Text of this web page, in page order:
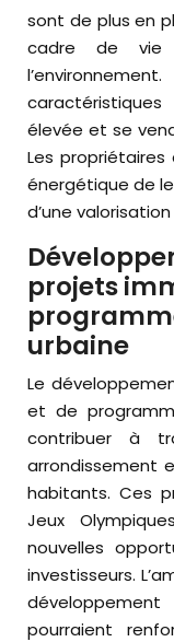
sont de plus en
cadre de vie
élevée et se
Les
énergétique de
d’une
projets
urbaine
Le
et de
contribuer à
arrondissement
habitants. Ces
Jeux
nouvelles
investisseurs.
pourraient